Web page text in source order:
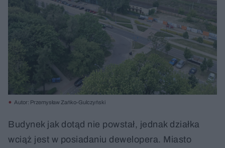
Autor: Przemysław Zańko-Gulczyński
Budynek jak dotąd nie powstał, jednak działka
wciąż jest w posiadaniu dewelopera. Miasto